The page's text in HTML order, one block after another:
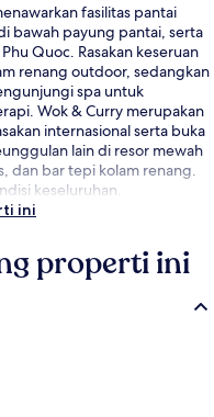
fasilitas pantai
bawah payung pantai, serta
Quoc. Rasakan keseruan
renang outdoor, sedangkan
spa untuk
Wok & Curry merupakan
internasional serta buka
lain di resor mewah
dan bar tepi kolam renang.
keseluruhan.
ini
properti ini